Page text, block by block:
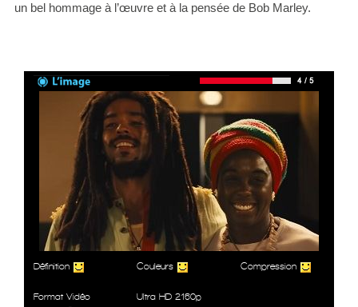
un bel hommage à l’œuvre et à la pensée de Bob Marley.
Définition Couleurs Compression
Format Vidéo
Ultra HD 2160p